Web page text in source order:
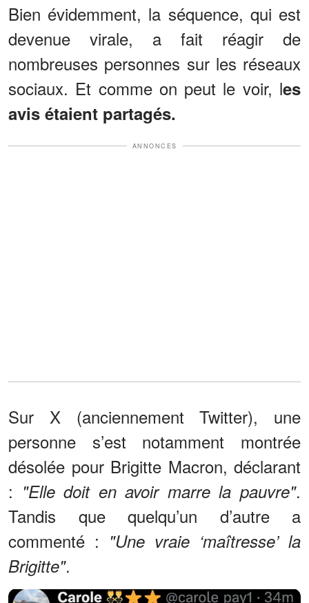
Bien évidemment, la séquence, qui est
devenue virale, a fait réagir de
nombreuses personnes sur les réseaux
sociaux. Et comme on peut le voir, les
avis étaient partagés.
ANNONCES
Sur X (anciennement Twitter), une
personne s’est notamment montrée
désolée pour Brigitte Macron, déclarant
: "Elle doit en avoir marre la pauvre".
Tandis que quelqu’un d’autre a
commenté : "Une vraie ‘maîtresse’ la
Brigitte".